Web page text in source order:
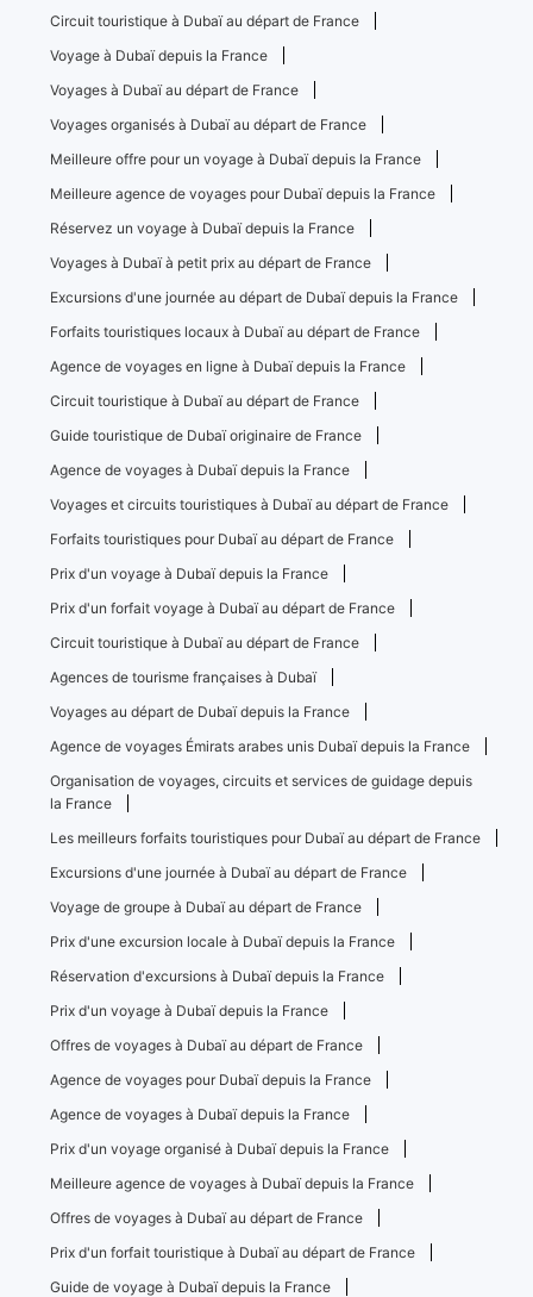
Circuit touristique à Dubaï au départ de France
Voyage à Dubaï depuis la France
Voyages à Dubaï au départ de France
Voyages organisés à Dubaï au départ de France
Meilleure offre pour un voyage à Dubaï depuis la France
Meilleure agence de voyages pour Dubaï depuis la France
Réservez un voyage à Dubaï depuis la France
Voyages à Dubaï à petit prix au départ de France
Excursions d'une journée au départ de Dubaï depuis la France
Forfaits touristiques locaux à Dubaï au départ de France
Agence de voyages en ligne à Dubaï depuis la France
Circuit touristique à Dubaï au départ de France
Guide touristique de Dubaï originaire de France
Agence de voyages à Dubaï depuis la France
Voyages et circuits touristiques à Dubaï au départ de France
Forfaits touristiques pour Dubaï au départ de France
Prix ​​d'un voyage à Dubaï depuis la France
Prix ​​d'un forfait voyage à Dubaï au départ de France
Circuit touristique à Dubaï au départ de France
Agences de tourisme françaises à Dubaï
Voyages au départ de Dubaï depuis la France
Agence de voyages Émirats arabes unis Dubaï depuis la France
Organisation de voyages, circuits et services de guidage depuis
la France
Les meilleurs forfaits touristiques pour Dubaï au départ de France
Excursions d'une journée à Dubaï au départ de France
Voyage de groupe à Dubaï au départ de France
Prix ​​d'une excursion locale à Dubaï depuis la France
Réservation d'excursions à Dubaï depuis la France
Prix ​​d'un voyage à Dubaï depuis la France
Offres de voyages à Dubaï au départ de France
Agence de voyages pour Dubaï depuis la France
Agence de voyages à Dubaï depuis la France
Prix ​​d'un voyage organisé à Dubaï depuis la France
Meilleure agence de voyages à Dubaï depuis la France
Offres de voyages à Dubaï au départ de France
Prix ​​d'un forfait touristique à Dubaï au départ de France
Guide de voyage à Dubaï depuis la France